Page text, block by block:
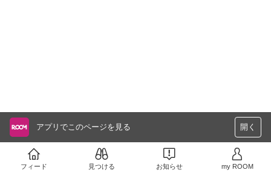
アプリでこのページを見る 開く
フィード 見つける お知らせ my ROOM